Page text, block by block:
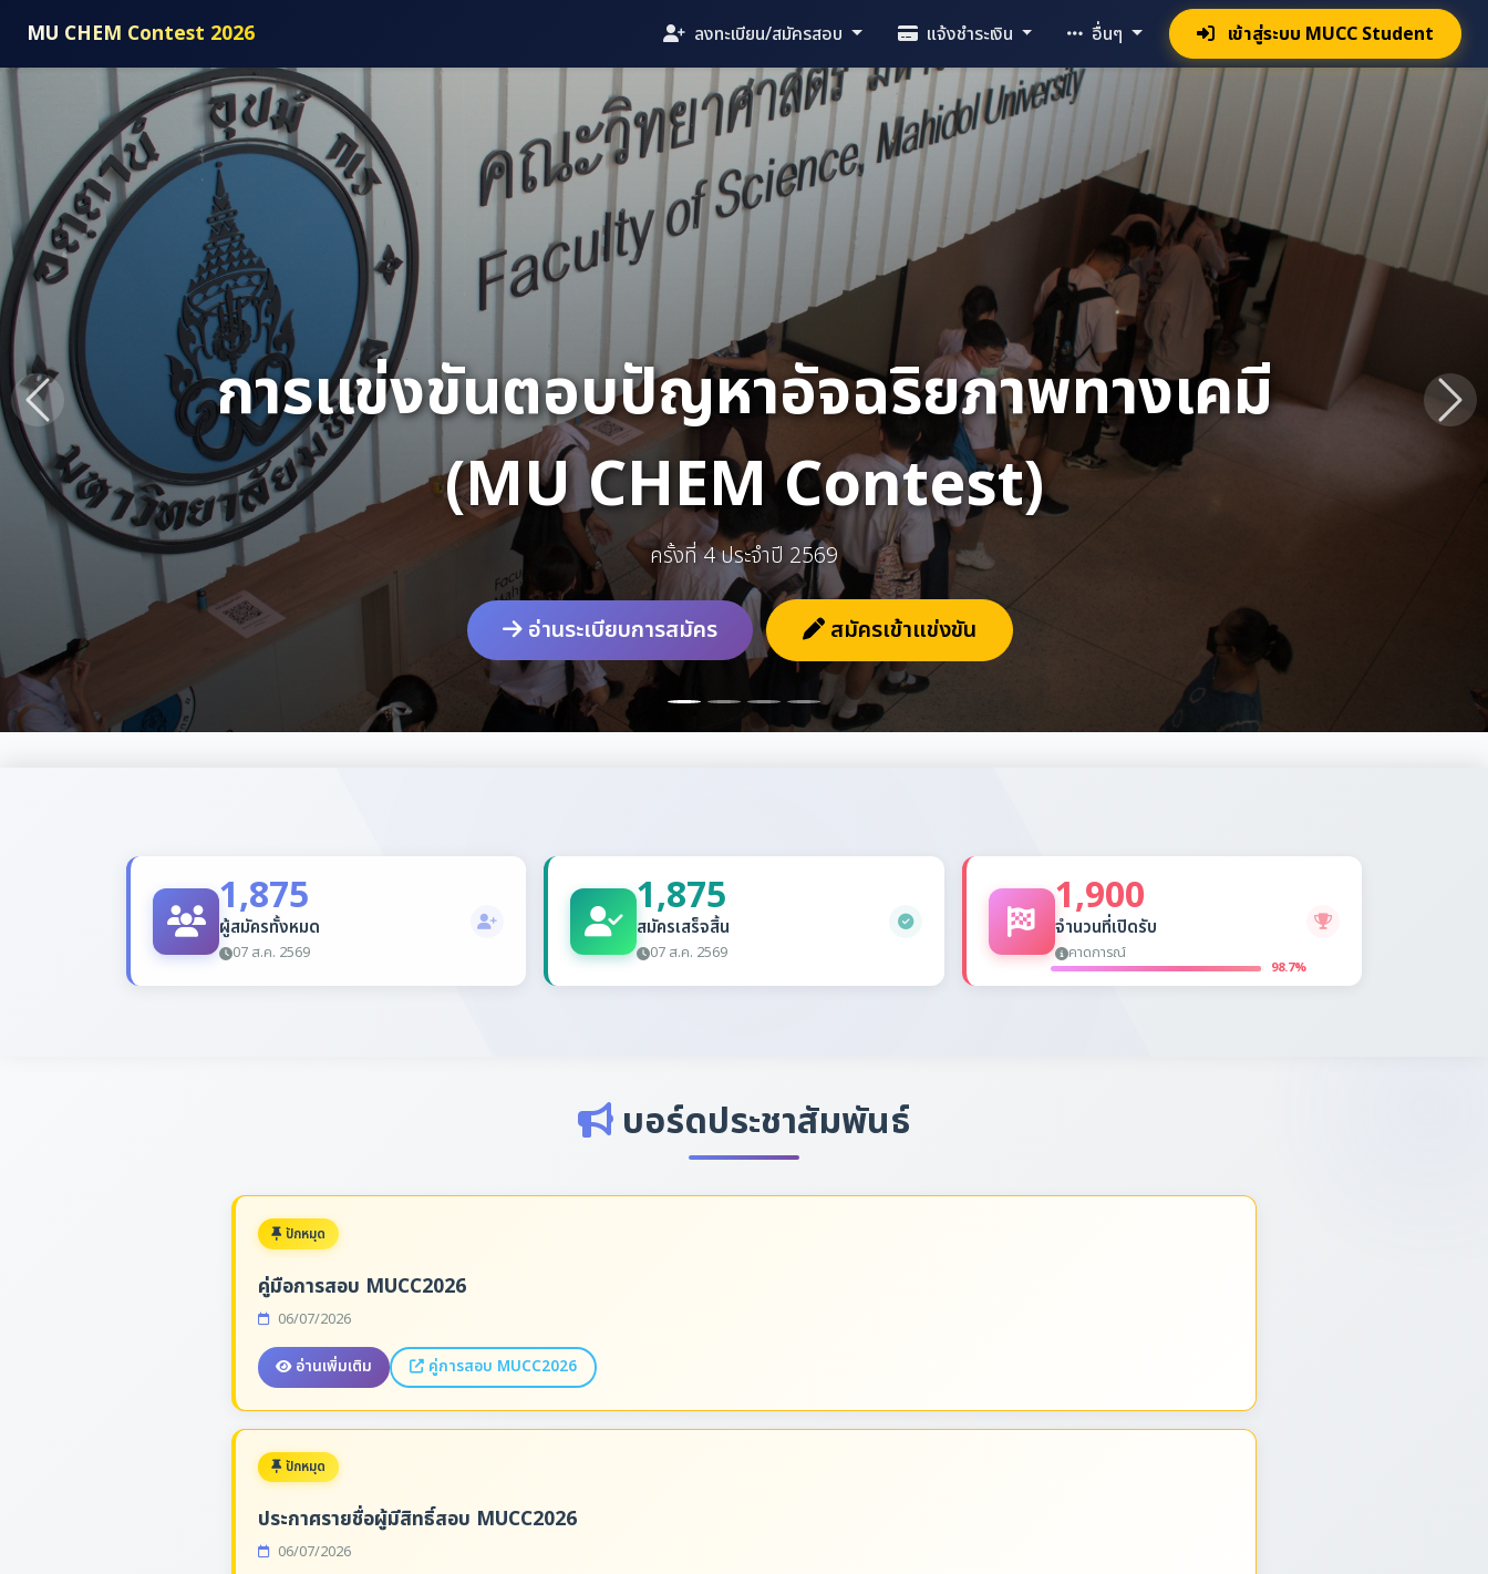
MU CHEM Contest 2026 ลงทะเบียน/สมัครสอบ แจ้งชำระเงิน อื่นๆ เข้าสู่ระบบ MUCC Student
นับถอยหลังสู่วันงาน
15 สิงหาคม 2569
คณะวิทยาศาสตร์ มหาวิทยาลัยมหิดล วิทยาเขตศาลายา
เหลือเวลาอีก
08
วัน
14
ชั่วโมง
07
นาที วินาที
สมัครเสร็จสิ้น1,875 คน
ผู้สมัครทั้งหมด1,875คน
สมัครเข้าแข่งขัน ดูระเบียบการสมัคร
Previous Next
1,875
ผู้สมัครทั้งหมด
07 ส.ค. 2569
1,875
สมัครเสร็จสิ้น
07 ส.ค. 2569
1,900
จำนวนที่เปิดรับ
คาดการณ์
98.7%
บอร์ดประชาสัมพันธ์
ปักหมุด
คู่มือการสอบ MUCC2026
06/07/2026
อ่านเพิ่มเติม คู่การสอบ MUCC2026
ปักหมุด
ประกาศรายชื่อผู้มีสิทธิ์สอบ MUCC2026
06/07/2026